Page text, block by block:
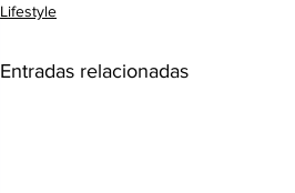
Lifestyle
Entradas relacionadas